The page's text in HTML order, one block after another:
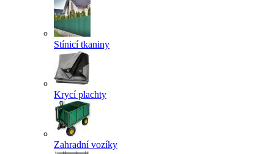
Stínicí tkaniny
Krycí plachty
Zahradní vozíky